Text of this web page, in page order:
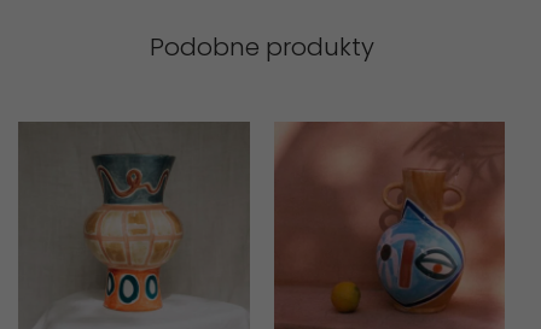
Podobne produkty